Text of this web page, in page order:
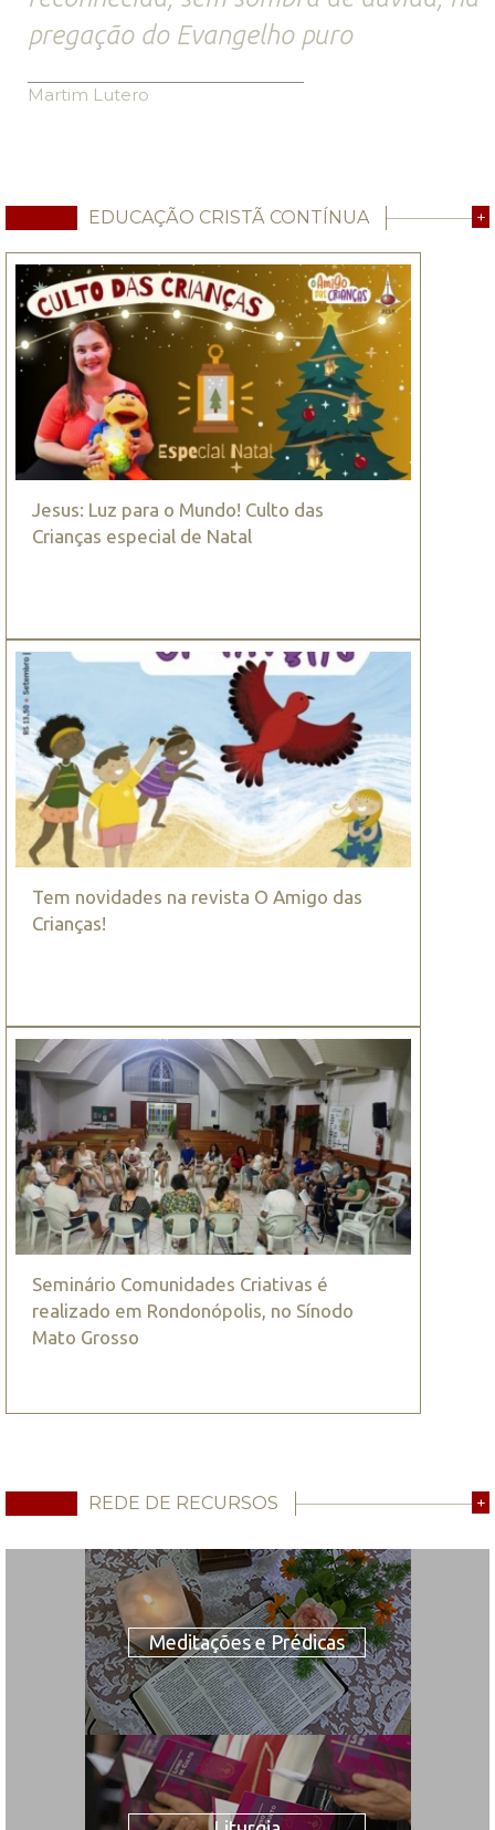
pregação do Evangelho puro
Martim Lutero
EDUCAÇÃO CRISTÃ CONTÍNUA +
Jesus: Luz para o Mundo! Culto das
Crianças especial de Natal
Tem novidades na revista O Amigo das
Crianças!
Seminário Comunidades Criativas é
realizado em Rondonópolis, no Sínodo
Mato Grosso
REDE DE RECURSOS +
Meditações e Prédicas